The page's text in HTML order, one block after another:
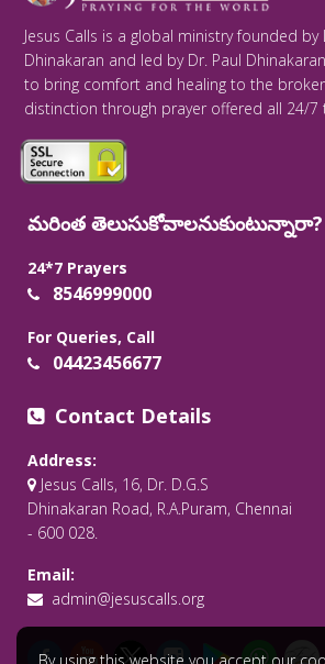
Jesus Calls is a global ministry founded by
Dhinakaran and led by Dr. Paul
to bring comfort and healing to the
distinction through prayer offered all 24/7
మరింత తెలుసుకోవాలనుకుంటున్నారా?
24*7 Prayers
8546999000
For Queries, Call
04423456677
Contact Details
Address:
Jesus Calls, 16, Dr. D.G.S
Dhinakaran Road, R.A.Puram, Chennai
- 600 028.
Email:
admin@jesuscalls.org